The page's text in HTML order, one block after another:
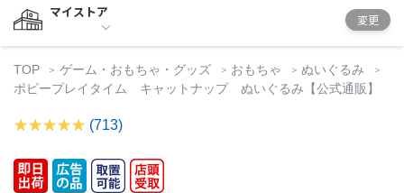
マイストア
変更
TOP ゲーム・おもちゃ・グッズ おもちゃ
ぬいぐるみ
ポピープレイタイム キャットナップ ぬいぐるみ【公式通販】
(713)